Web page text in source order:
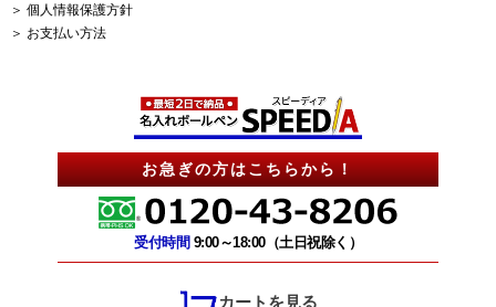
お急ぎの方はこちらから！
受付時間 9:00～18:00（土日祝除く）
カートを見る
＞ 個人情報保護方針
＞ お支払い方法